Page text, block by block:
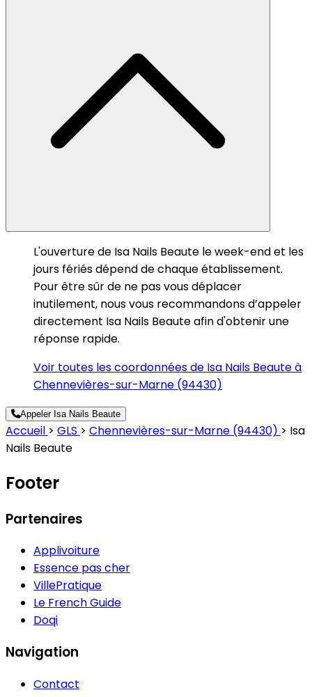
L'ouverture de Isa Nails Beaute le week-end et les
jours fériés dépend de chaque établissement.
Pour être sûr de ne pas vous déplacer
inutilement, nous vous recommandons d’appeler
directement Isa Nails Beaute afin d'obtenir une
réponse rapide.
Voir toutes les coordonnées de Isa Nails Beaute à
Chennevières-sur-Marne (94430)
Appeler Isa Nails Beaute
Accueil > GLS > Chennevières-sur-Marne (94430) > Isa
Nails Beaute
Footer
Partenaires
Applivoiture
Essence pas cher
VillePratique
Le French Guide
Doqi
Navigation
Contact